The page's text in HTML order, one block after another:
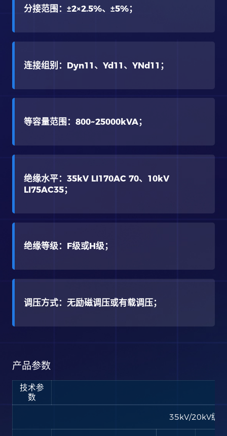
分接范围：±2×2.5%、±5%；
连接组别：Dyn11、Yd11、YNd11；
等容量范围：800~25000kVA；
绝缘水平：35kV LI170AC 70、10kV
LI75AC35；
绝缘等级：F级或H级；
调压方式：无励磁调压或有载调压；
产品参数
技术参
数
35kV/20kV级